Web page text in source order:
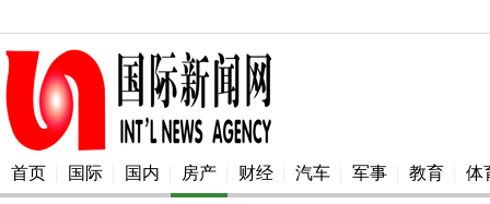
首页 国际 国内 房产 财经 汽车 军事 教育 体